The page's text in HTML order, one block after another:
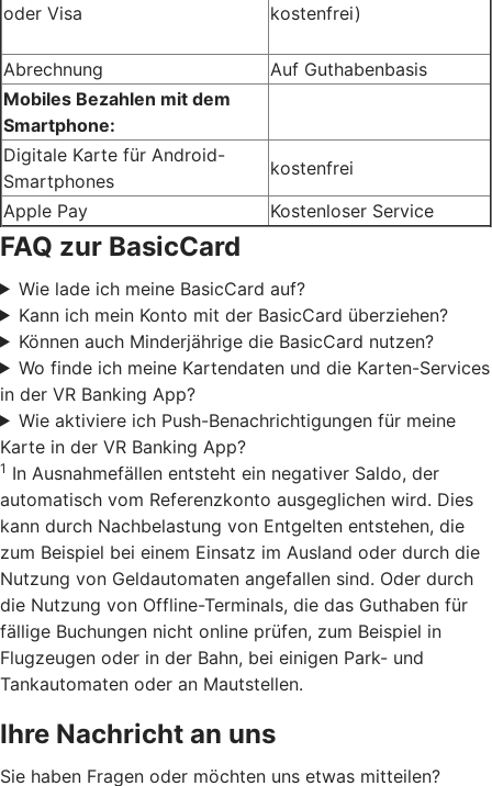
oder Visa
kostenfrei)
Abrechnung
Auf Guthabenbasis
Mobiles Bezahlen mit dem
Smartphone:
Digitale Karte für Android-
Smartphones
kostenfrei
Apple Pay
Kostenloser Service
FAQ zur BasicCard
Wie lade ich meine BasicCard auf?
Kann ich mein Konto mit der BasicCard überziehen?
Können auch Minderjährige die BasicCard nutzen?
Wo finde ich meine Kartendaten und die Karten-Services
in der VR Banking App?
Wie aktiviere ich Push-Benachrichtigungen für meine
Karte in der VR Banking App?
1 In Ausnahmefällen entsteht ein negativer Saldo, der
automatisch vom Referenzkonto ausgeglichen wird. Dies
kann durch Nachbelastung von Entgelten entstehen, die
zum Beispiel bei einem Einsatz im Ausland oder durch die
Nutzung von Geldautomaten angefallen sind. Oder durch
die Nutzung von Offline-Terminals, die das Guthaben für
fällige Buchungen nicht online prüfen, zum Beispiel in
Flugzeugen oder in der Bahn, bei einigen Park- und
Tankautomaten oder an Mautstellen.
Ihre Nachricht an uns
Sie haben Fragen oder möchten uns etwas mitteilen?